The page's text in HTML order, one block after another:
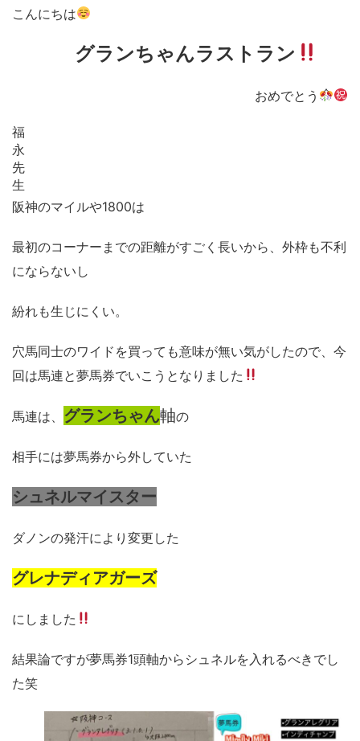
こんにちは
グランちゃんラストラン
おめでとう
福
永
先
生
阪神のマイルや1800は
最初のコーナーまでの距離がすごく長いから、 外枠も不利
にならないし
紛れも生じにくい。
穴馬同士のワイドを買っても意味が無い気がしたので、今
回は馬連と夢馬券でいこうとなりました
馬連は、 グランちゃん軸の
相手には夢馬券から外していた
シュネルマイスター
ダノンの発汗により変更した
グレナディアガーズ
にしました
結果論ですが夢馬券1頭軸からシュネルを入れるべきでし
た笑